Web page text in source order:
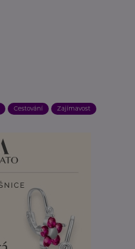
Cestování Zajímavost